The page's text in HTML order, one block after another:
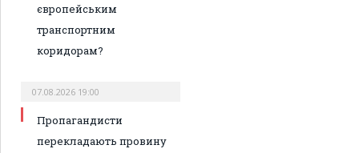
європейським
транспортним
коридорам?
07.08.2026 19:00
Пропагандисти
перекладають провину